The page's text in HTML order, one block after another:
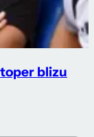
blizu